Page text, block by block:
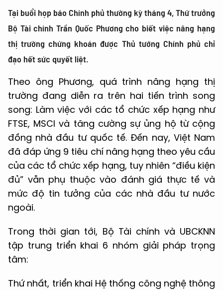
Tại buổi họp báo Chính phủ thường kỳ tháng 4, Thứ trưởng
Bộ Tài chính Trần Quốc Phương cho biết việc nâng hạng
thị trường chứng khoán được Thủ tướng Chính phủ chỉ
đạo hết sức quyết liệt.
Theo ông Phương, quá trình nâng hạng thị
trường đang diễn ra trên hai tiến trình song
song: Làm việc với các tổ chức xếp hạng như
FTSE, MSCI và tăng cường sự ủng hộ từ cộng
đồng nhà đầu tư quốc tế. Đến nay, Việt Nam
đã đáp ứng 9 tiêu chí nâng hạng theo yêu cầu
của các tổ chức xếp hạng, tuy nhiên “điều kiện
đủ” vẫn phụ thuộc vào đánh giá thực tế và
mức độ tin tưởng của các nhà đầu tư nước
ngoài.
Trong thời gian tới, Bộ Tài chính và UBCKNN
tập trung triển khai 6 nhóm giải pháp trọng
tâm:
Thứ nhất, triển khai Hệ thống công nghệ thông